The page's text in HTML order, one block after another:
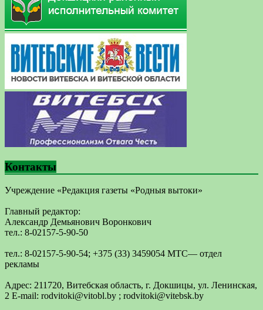
Контакты
Учреждение «Редакция газеты «Родныя вытоки»
Главный редактор:
Александр Демьянович Воронкович
тел.: 8-02157-5-90-50
тел.: 8-02157-5-90-54; +375 (33) 3459054 МТС— отдел
рекламы
Адрес: 211720, Витебская область, г. Докшицы, ул. Ленинская,
2 E-mail: ​rodvitoki@​​vitobl​.by ; rodvitoki@vitebsk.by